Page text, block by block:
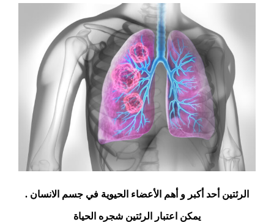
الرئتين أحد أكبر و أهم الأعضاء الحيوية في جسم الانسان .
يمكن اعتبار الرئتين شجره الحياة